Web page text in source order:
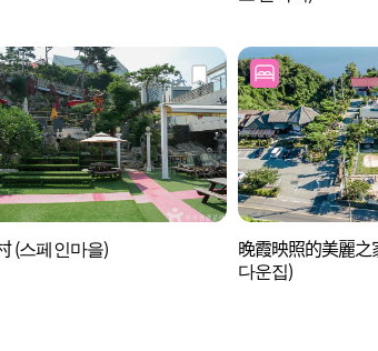
(스페인마을)
晚霞映照的美麗
다운집)